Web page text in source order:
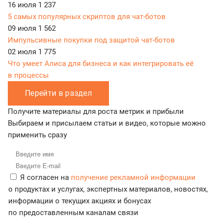
16 июля 1 237
5 самых популярных скриптов для чат-ботов
09 июля 1 562
Импульсивные покупки под защитой чат-ботов
02 июля 1 775
Что умеет Алиса для бизнеса и как интегрировать её
в процессы
Перейти в раздел
Получите материалы для роста метрик и прибыли
Выбираем и присылаем статьи и видео, которые можно
применить сразу
Я согласен на получение рекламной информации
о продуктах и услугах, экспертных материалов, новостях,
информации о текущих акциях и бонусах
по предоставленным каналам связи